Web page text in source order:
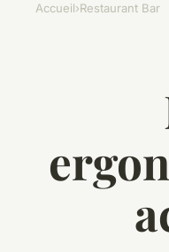
Accueil›Restaurant Bar